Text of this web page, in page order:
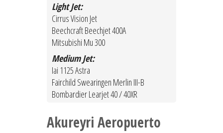
Light Jet:
Cirrus Vision Jet
Beechcraft Beechjet 400A
Mitsubishi Mu 300
Medium Jet:
Iai 1125 Astra
Fairchild Swearingen Merlin III-B
Bombardier Learjet 40 / 40XR
Akureyri Aeropuerto